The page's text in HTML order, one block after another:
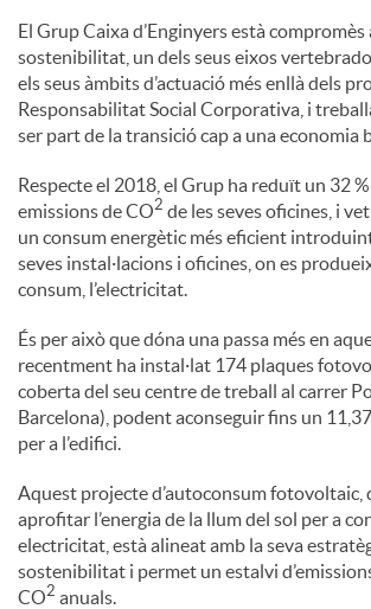
l
s
El Grup Caixa d’Enginyers està compromès
sostenibilitat, un dels seus eixos
els seus àmbits d’actuació més enllà dels
Responsabilitat Social Corporativa, i
ser part de la transició cap a una economia
Respecte el 2018, el Grup ha reduït un 32
emissions de CO2 de les seves oficines, i
un consum energètic més eficient
seves instal·lacions i oficines, on es
consum, l’electricitat.
És per això que dóna una passa més en
recentment ha instal·lat 174 plaques
coberta del seu centre de treball al carrer
Barcelona), podent aconseguir fins un
per a l’edifici.
Aquest projecte d’autoconsum fotovoltaic,
aprofitar l’energia de la llum del sol per a
electricitat, està alineat amb la seva
sostenibilitat i permet un estalvi
CO2 anuals.